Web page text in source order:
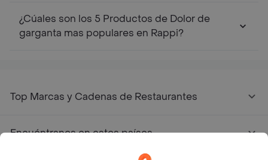
¿Cúales son los 5 Productos de Dolor de
garganta mas populares en Rappi?
Top Marcas y Cadenas de Restaurantes
Encuéntranos en estos países